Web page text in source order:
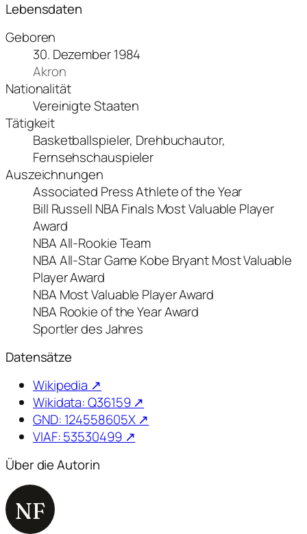
Lebensdaten
Geboren
30. Dezember 1984
Akron
Nationalität
Vereinigte Staaten
Tätigkeit
Basketballspieler, Drehbuchautor,
Fernsehschauspieler
Auszeichnungen
Associated Press Athlete of the Year
Bill Russell NBA Finals Most Valuable Player
Award
NBA All-Rookie Team
NBA All-Star Game Kobe Bryant Most Valuable
Player Award
NBA Most Valuable Player Award
NBA Rookie of the Year Award
Sportler des Jahres
Datensätze
Wikipedia ↗
Wikidata: Q36159 ↗
GND: 124558605X ↗
VIAF: 53530499 ↗
Über die Autorin
NF